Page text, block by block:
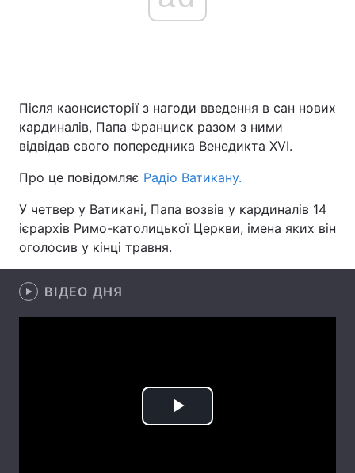
Головна Війна
Україна Політика
Економіка
Спорт
Туризм
Погода
Після каонсисторії з нагоди введення в сан нових
кардиналів, Папа Франциск разом з ними
відвідав свого попередника Венедикта XVI.
Про це повідомляє Радіо Ватикану.
У четвер у Ватикані, Папа возвів у кардиналів 14
ієрархів Римо-католицької Церкви, імена яких він
оголосив у кінці травня.
ВІДЕО ДНЯ
Play